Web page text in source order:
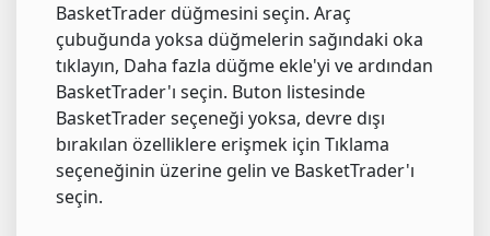
BasketTrader düğmesini seçin. Araç
çubuğunda yoksa düğmelerin sağındaki oka
tıklayın, Daha fazla düğme ekle'yi ve ardından
BasketTrader'ı seçin. Buton listesinde
BasketTrader seçeneği yoksa, devre dışı
bırakılan özelliklere erişmek için Tıklama
seçeneğinin üzerine gelin ve BasketTrader'ı
seçin.